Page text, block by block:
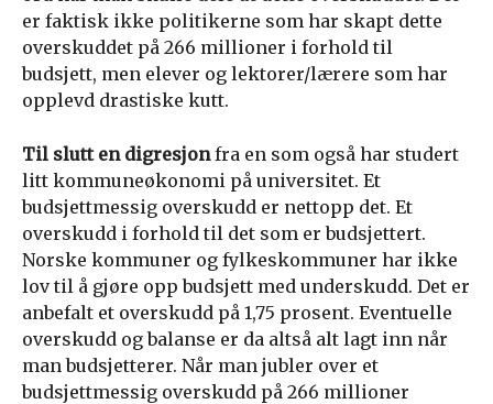
er faktisk ikke politikerne som har skapt dette
overskuddet på 266 millioner i forhold til
budsjett, men elever og lektorer/lærere som har
opplevd drastiske kutt.
Til slutt en digresjonfra en som også har studert
litt kommuneøkonomi på universitet. Et
budsjettmessig overskudd er nettopp det. Et
overskudd i forhold til det som er budsjettert.
Norske kommuner og fylkeskommuner har ikke
lov til å gjøre opp budsjett med underskudd. Det er
anbefalt et overskudd på 1,75 prosent. Eventuelle
overskudd og balanse er da altså alt lagt inn når
man budsjetterer. Når man jubler over et
budsjettmessig overskudd på 266 millioner